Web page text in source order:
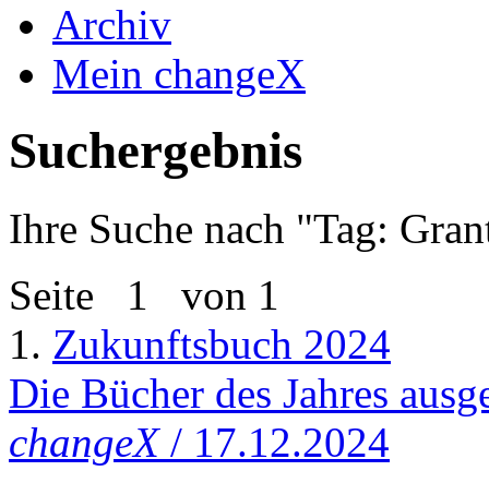
Archiv
Mein changeX
Suchergebnis
Ihre Suche nach "Tag:
Seite 1 von 1
1. Zukunftsbuch 2024
Die Bücher des Jahres
changeX/ 17.12.2024